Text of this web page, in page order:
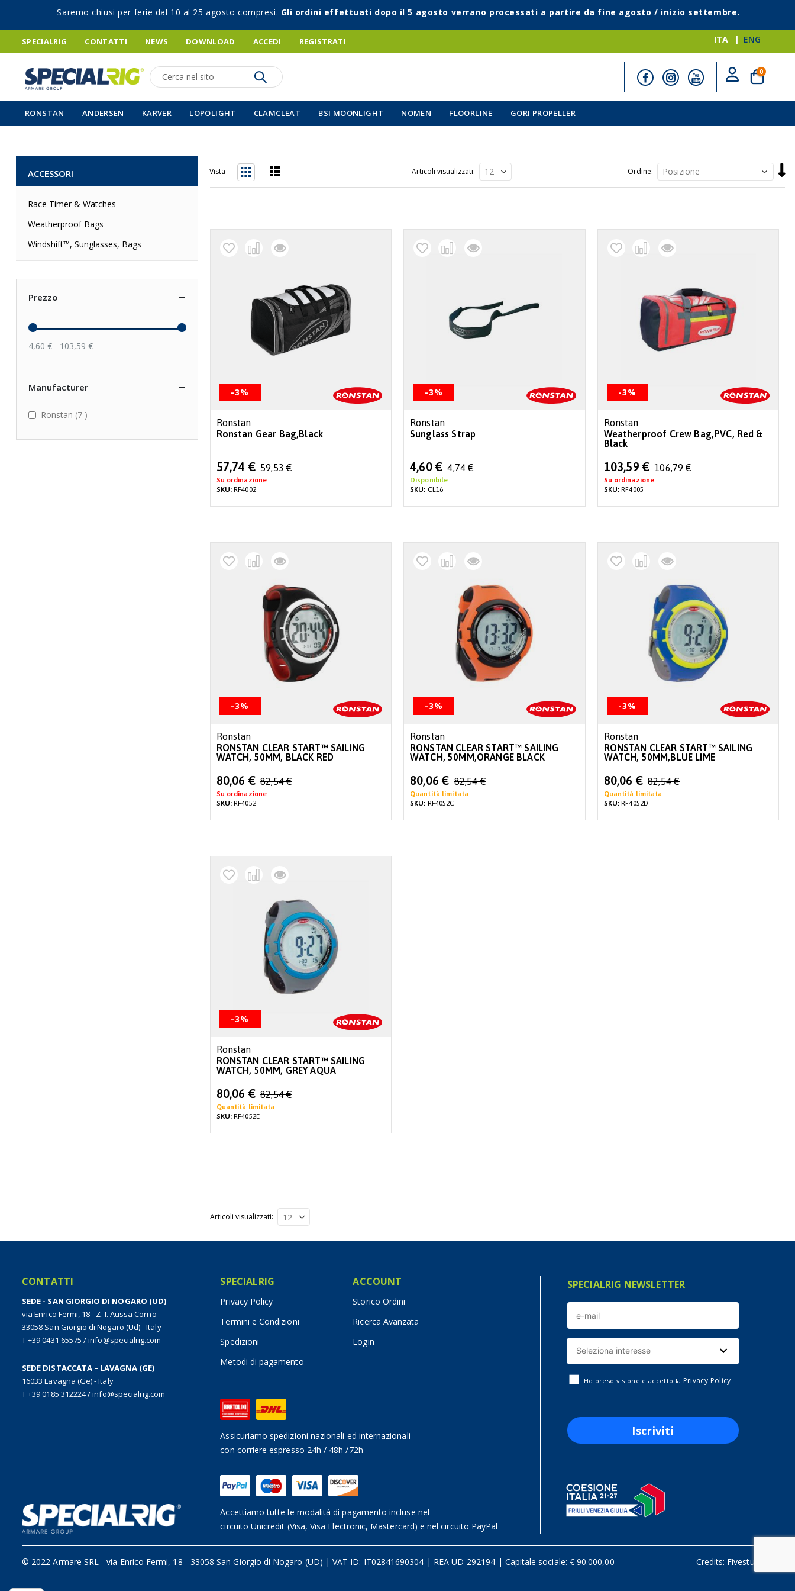
Saremo chiusi per ferie dal 10 al 25 agosto compresi. Gli ordini effettuati dopo il 5 agosto verrano processati a partire da fine agosto / inizio settembre.
ITA ENG
SPECIALRIG CONTATTI NEWS DOWNLOAD ACCEDI REGISTRATI
Ricerca
Cart
0elementi
RONSTAN ANDERSEN KARVER LOPOLIGHT CLAMCLEAT BSI MOONLIGHT NOMEN FLOORLINE GORI PROPELLER
Ordine
Articoli visualizzati
Vista
-3%
Ronstan
Ronstan Gear Bag,Black
Special
Price
57,74 € 59,53 €
Su ordinazione
SKU:RF4002
-3%
Ronstan
Sunglass Strap
Special
Price
4,60 € 4,74 €
Disponibile
SKU: CL16
-3%
Ronstan
Weatherproof Crew Bag,PVC, Red &
Black
Special
Price
103,59 € 106,79 €
Su ordinazione
SKU:RF4005
-3%
Ronstan
RONSTAN CLEAR START™ SAILING
WATCH, 50MM, BLACK RED
Special
Price
80,06 € 82,54 €
Su ordinazione
SKU:RF4052
-3%
Ronstan
RONSTAN CLEAR START™ SAILING
WATCH, 50MM,ORANGE BLACK
Special
Price
80,06 € 82,54 €
Quantità limitata
SKU: RF4052C
-3%
Ronstan
RONSTAN CLEAR START™ SAILING
WATCH, 50MM,BLUE LIME
Special
Price
80,06 € 82,54 €
Quantità limitata
SKU:RF4052D
-3%
Ronstan
RONSTAN CLEAR START™ SAILING
WATCH, 50MM, GREY AQUA
Special
Price
80,06 € 82,54 €
Quantità limitata
SKU:RF4052E
Articoli visualizzati
ACCESSORI
Race Timer & Watches
Weatherproof Bags
Windshift™, Sunglasses, Bags
Prezzo
4,60 € - 103,59 €
Manufacturer
Ronstan 7 items
CONTATTI
SEDE - SAN GIORGIO DI NOGARO (UD)
via Enrico Fermi, 18 - Z. I. Aussa Corno
33058 San Giorgio di Nogaro (Ud) - Italy
T +39 0431 65575 /info@specialrig.com
SEDE DISTACCATA – LAVAGNA (GE)
16033 Lavagna (Ge) - Italy
T +39 0185 312224/info@specialrig.com
SPECIALRIG
Privacy Policy
Termini e Condizioni
Spedizioni
Metodi di pagamento
ACCOUNT
Storico Ordini
Ricerca Avanzata
Login
Assicuriamo spedizioni nazionali ed internazionali
con corriere espresso 24h / 48h /72h
Accettiamo tutte le modalità di pagamento incluse nel
circuito Unicredit (Visa, Visa Electronic, Mastercard) e nel circuito PayPal
SPECIALRIG NEWSLETTER
Ho preso visione e accetto la Privacy Policy
Iscriviti
© 2022 Armare SRL -via Enrico Fermi, 18 - 33058 San Giorgio di Nogaro (UD) |VAT ID: IT02841690304 | REA UD-292194 | Capitale sociale: € 90.000,00 Credits: Fivestudio.it